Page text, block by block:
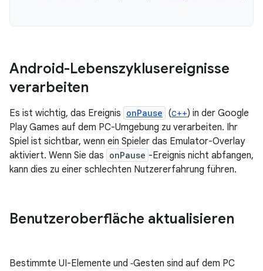
Android-Lebenszyklusereignisse
verarbeiten
Es ist wichtig, das Ereignis onPause (c++) in der Google
Play Games auf dem PC-Umgebung zu verarbeiten. Ihr
Spiel ist sichtbar, wenn ein Spieler das Emulator-Overlay
aktiviert. Wenn Sie das onPause -Ereignis nicht abfangen,
kann dies zu einer schlechten Nutzererfahrung führen.
Benutzeroberfläche aktualisieren
Bestimmte UI-Elemente und ‑Gesten sind auf dem PC